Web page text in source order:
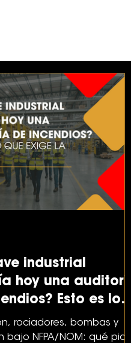
industrial
hoy una auditoría
Esto es lo
la NFPA
rociadores, bombas y
bajo NFPA/NOM: qué pide